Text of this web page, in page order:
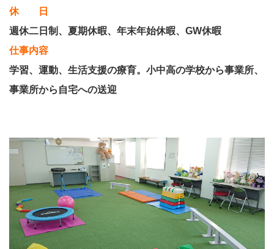
休 日
週休二日制、夏期休暇、年末年始休暇、GW休暇
仕事内容
学習、運動、生活支援の療育。小中高の学校から事業所、
事業所から自宅への送迎